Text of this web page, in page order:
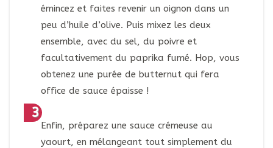
émincez et faites revenir un oignon dans un
peu d’huile d’olive. Puis mixez les deux
ensemble, avec du sel, du poivre et
facultativement du paprika fumé. Hop, vous
obtenez une purée de butternut qui fera
office de sauce épaisse !
Enfin, préparez une sauce crémeuse au
yaourt, en mélangeant tout simplement du